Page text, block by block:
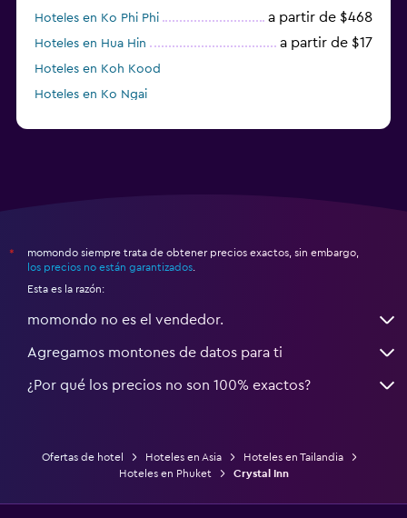
Hoteles en Ko Phi Phi a partir de $468
Hoteles en Hua Hin a partir de $17
Hoteles en Koh Kood
Hoteles en Ko Ngai
*
momondo siempre trata de obtener precios exactos, sin embargo,
los precios no están garantizados
Esta es la razón:
momondo no es el vendedor.
Agregamos montones de datos para ti
¿Por qué los precios no son 100% exactos?
Ofertas de hotel Hoteles en Asia
Hoteles en Tailandia
Hoteles en Phuket
Crystal Inn